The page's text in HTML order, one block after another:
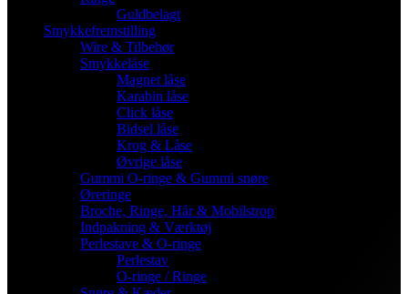
Guldbelagt
Smykkefremstilling
Wire & Tilbehør
Smykkelåse
Magnet låse
Karabin låse
Click låse
Bidsel låse
Krog & Låse
Øvrige låse
Gummi O-ringe & Gummi snøre
Øreringe
Broche, Ringe, Hår & Mobilstrop
Indpakning & Værktøj
Perlestave & O-ringe
Perlestav
O-ringe / Ringe